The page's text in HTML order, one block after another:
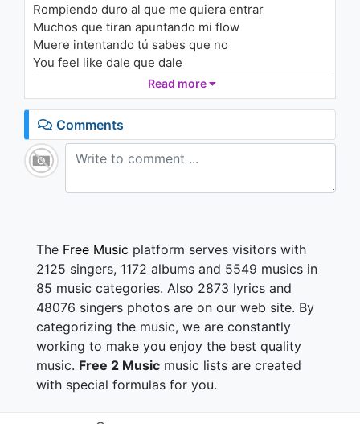
Rompiendo duro al que me quiera entrar
Muchos que tiran apuntando mi flow
Muere intentando tú sabes que no
You feel like dale que dale
When you listen to my trap
Vengo de cuba ya sabes de la candela papá
Soy de Cuba Cuba Cuba
Soy del son son son
Soy de Cuba Cuba Cuba
Soy del son
Rá!
Soy de Cuba Cuba Cuba (eh-eh)
Soy del ron ron ron
Soy de Cuba Cuba Cuba (eh-eh)
Soy del son son son
Read more
Comments
The Free Music platform serves visitors with
2125 singers, 1172 albums and 5549 musics in
85 music categories. Also 2873 lyrics and
48076 singers photos are on our web site. By
categorizing the music, we are constantly
working to make you enjoy the best quality
music. Free 2 Music music lists are created
with special formulas for you.